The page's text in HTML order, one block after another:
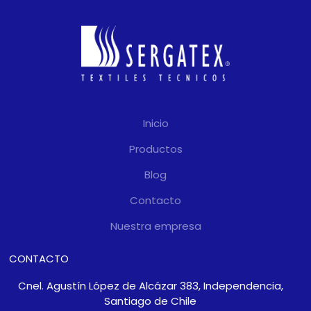
Inicio
Productos
Blog
Contacto
Nuestra empresa
CONTACTO
Cnel. Agustín López de Alcázar 383, Independencia,
Santiago de Chile